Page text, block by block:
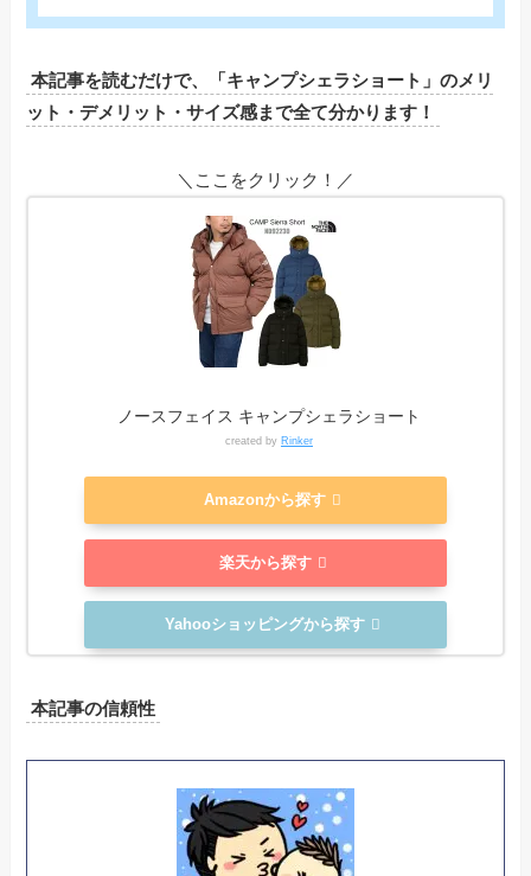
本記事を読むだけで、「キャンプシェラショート」のメリ
ット・デメリット・サイズ感まで全て分かります！
＼ここをクリック！／
ノースフェイス キャンプシェラショート
created by Rinker
Amazonから探す
楽天から探す
Yahooショッピングから探す
本記事の信頼性